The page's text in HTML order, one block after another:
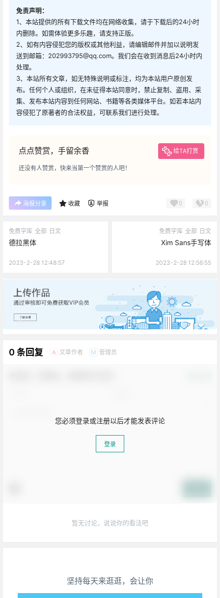
免责声明：
1、本站提供的所有下载文件均在网络收集，请于下载后的24小时
内删除。如需体验更多乐趣，请支持正版。
2、如有内容侵犯您的版权或其他利益，请编辑邮件并加以说明发
送到邮箱：202993795@qq.com。我们会在收到消息后24小时内
处理。
3、本站所有文章，如无特殊说明或标注，均为本站用户原创发
布。任何个人或组织，在未征得本站同意时，禁止复制、盗用、采
集、发布本站内容到任何网站、书籍等各类媒体平台。如若本站内
容侵犯了原著者的合法权益，可联系我们进行处理。
点点赞赏，手留余香 给TA打赏
还没有人赞赏，快来当第一个赞赏的人吧！
海报分享 收藏 举报 0 0
免费字库 全部 日文
德拉黑体
2023-2-28 12:48:57
免费字库 全部 日文
Xim Sans手写体
2023-2-28 12:56:55
广告
0 条回复 A 文章作者 M 管理员
您必须登录或注册以后才能发表评论
登录
暂无讨论，说说你的看法吧
坚持每天来逛逛，会让你
走路也有劲了！